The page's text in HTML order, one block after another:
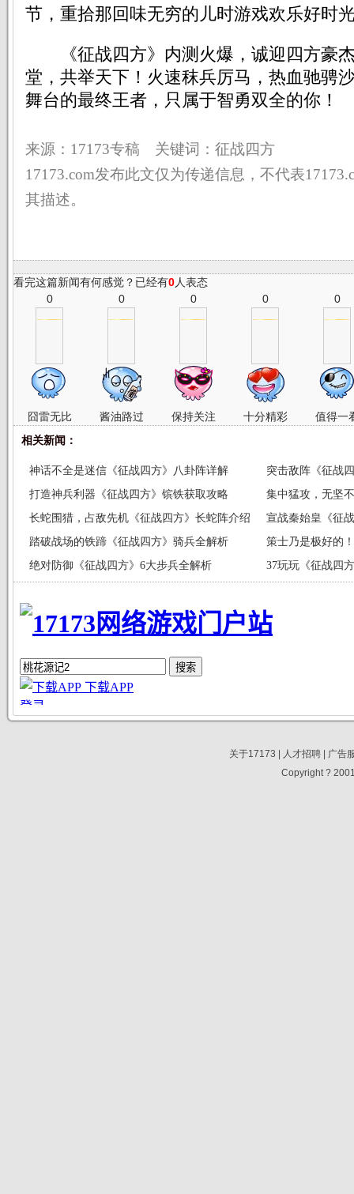
节，重拾那回味无穷的儿时游戏欢乐好时
《征战四方》内测火爆，诚迎四方豪
堂，共举天下！火速秣兵厉马，热血驰骋
舞台的最终王者，只属于智勇双全的你！
来源：17173专稿 关键词：征战四方
17173.com发布此文仅为传递信息，不代表
其描述。
看完这篇新闻有何感觉？已经有0人表态
0
囧雷无比
0
酱油路过
0
保持关注
0
十分精彩
0
值得一
相关新闻：
神话不全是迷信《征战四方》八卦阵详解
突击敌阵《征战
打造神兵利器《征战四方》镔铁获取攻略
集中猛攻，无坚
长蛇围猎，占敌先机《征战四方》长蛇阵介绍
宣战秦始皇《征
踏破战场的铁蹄《征战四方》骑兵全解析
策士乃是极好的
绝对防御《征战四方》6大步兵全解析
37玩玩《征战四
关于17173 人才招聘|
广告
Copyright ?